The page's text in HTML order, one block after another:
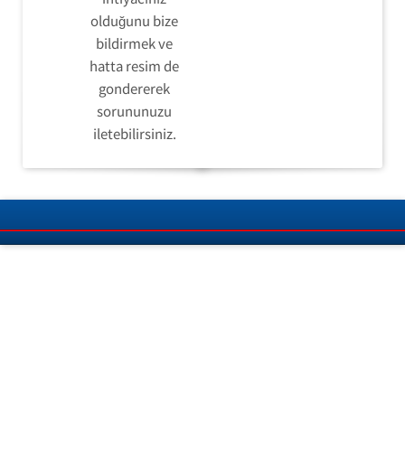
olduğunu bize
bildirmek ve
hatta resim de
gondererek
sorununuzu
iletebilirsiniz.